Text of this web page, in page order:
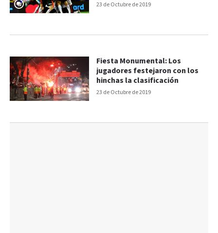
23 de Octubre de 2019
23 de Octubre de 2019
Fiesta Monumental: Los
jugadores festejaron con los
hinchas la clasificación